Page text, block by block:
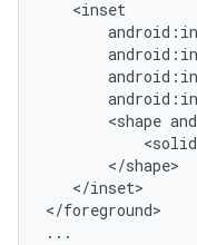
<shape
<solid
</inset>
</foreground>
...